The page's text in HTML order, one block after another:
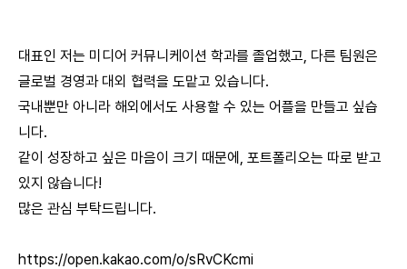
대표인 저는 미디어 커뮤니케이션 학과를 졸업했고, 다른 팀원은
글로벌 경영과 대외 협력을 도맡고 있습니다.
국내뿐만 아니라 해외에서도 사용할 수 있는 어플을 만들고 싶습
니다.
같이 성장하고 싶은 마음이 크기 때문에, 포트폴리오는 따로 받고
있지 않습니다!
많은 관심 부탁드립니다.
https://open.kakao.com/o/sRvCKcmi